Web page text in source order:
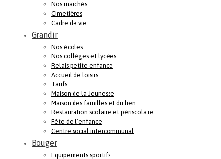
Nos marchés
Cimetières
Cadre de vie
Grandir
Nos écoles
Nos collèges et lycées
Relais petite enfance
Accueil de loisirs
Tarifs
Maison de la Jeunesse
Maison des familles et du lien
Restauration scolaire et périscolaire
Fête de l’enfance
Centre social intercommunal
Bouger
Equipements sportifs